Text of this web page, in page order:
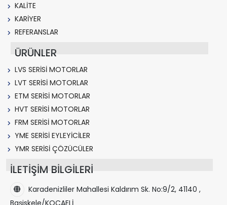
KALİTE
KARİYER
REFERANSLAR
ÜRÜNLER
LVS SERİSİ MOTORLAR
LVT SERİSİ MOTORLAR
ETM SERİSİ MOTORLAR
HVT SERİSİ MOTORLAR
FRM SERİSİ MOTORLAR
YME SERİSİ EYLEYİCİLER
YMR SERİSİ ÇÖZÜCÜLER
İLETİŞİM BİLGİLERİ
Karadenizliler Mahallesi Kaldırım Sk. No:9/2, 41140 ,
Başiskele/KOCAELİ